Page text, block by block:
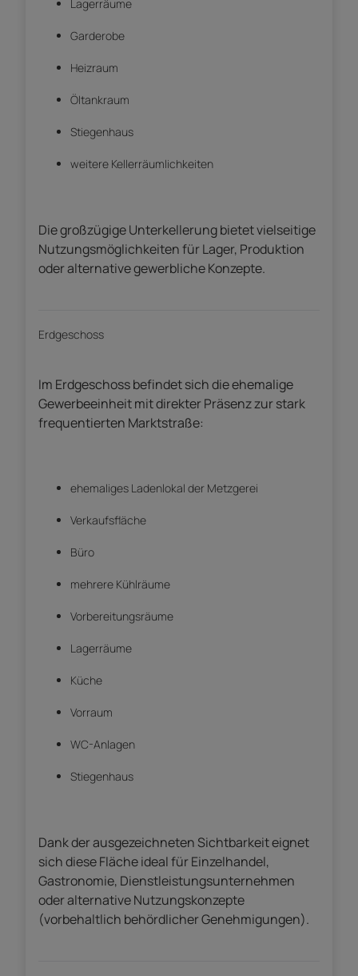
Lagerräume
Garderobe
Heizraum
Öltankraum
Stiegenhaus
weitere Kellerräumlichkeiten
Die großzügige Unterkellerung bietet vielseitige
Nutzungsmöglichkeiten für Lager, Produktion
oder alternative gewerbliche Konzepte.
Erdgeschoss
Im Erdgeschoss befindet sich die ehemalige
Gewerbeeinheit mit direkter Präsenz zur stark
frequentierten Marktstraße:
ehemaliges Ladenlokal der Metzgerei
Verkaufsfläche
Büro
mehrere Kühlräume
Vorbereitungsräume
Lagerräume
Küche
Vorraum
WC-Anlagen
Stiegenhaus
Dank der ausgezeichneten Sichtbarkeit eignet
sich diese Fläche ideal für Einzelhandel,
Gastronomie, Dienstleistungsunternehmen
oder alternative Nutzungskonzepte
(vorbehaltlich behördlicher Genehmigungen).